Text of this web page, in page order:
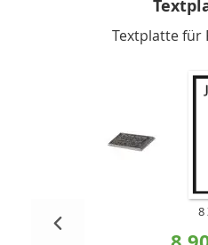
Textplatte für
8